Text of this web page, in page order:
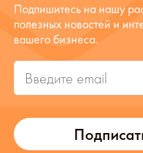
Подпишитесь на нашу
полезных новостей и
вашего бизнеса.